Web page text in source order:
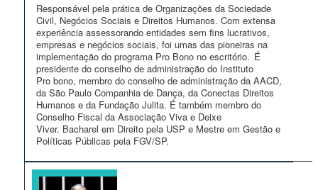
Responsável pela prática de Organizações da Sociedade
Civil, Negócios Sociais e Direitos Humanos. Com extensa
experiência assessorando entidades sem fins lucrativos,
empresas e negócios sociais, foi umas das pioneiras na
implementação do programa Pro Bono no escritório. É
presidente do conselho de administração do Instituto
Pro bono, membro do conselho de administração da AACD,
da São Paulo Companhia de Dança, da Conectas Direitos
Humanos e da Fundação Julita. É também membro do
Conselho Fiscal da Associação Viva e Deixe
Viver. Bacharel em Direito pela USP e Mestre em Gestão e
Políticas Públicas pela FGV/SP.